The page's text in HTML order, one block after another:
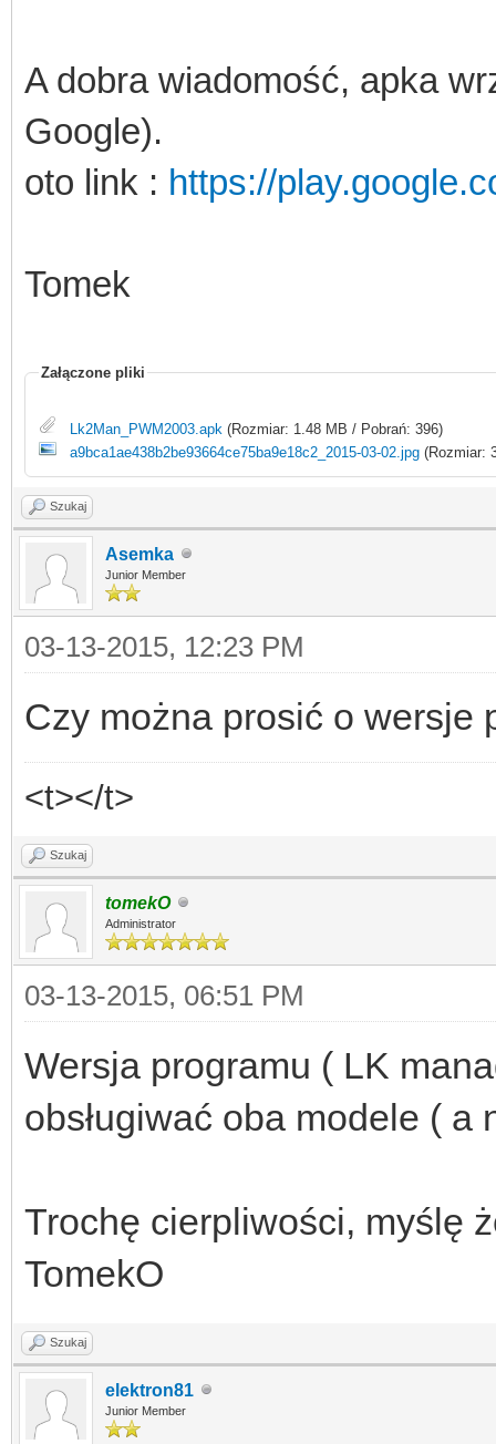
A dobra wiadomość, apka
Google).
oto link : https://
Tomek
Załączone pliki
Lk2Man_PWM2003.apk (Rozmiar: 1.48 MB / Pobrań: 396)
a9bca1ae438b2be93664ce75ba9e18c2_2015-03-02.jpg (Rozmiar:
Szukaj
Asemka
Junior Member
03-13-2015, 12:23 PM
Czy można prosić o wersje
<t></t>
Szukaj
tomekO
Administrator
03-13-2015, 06:51 PM
Wersja programu ( LK
obsługiwać oba modele ( a
Trochę cierpliwości, myślę
TomekO
Szukaj
elektron81
Junior Member